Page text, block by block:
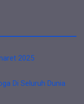
2025
Di Seluruh Dunia